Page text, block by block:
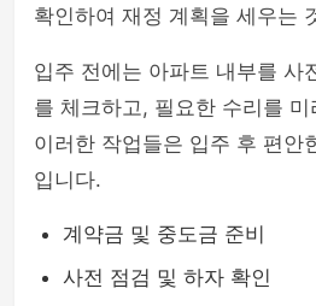
확인하여 재정 계획을 세우는
입주 전에는 아파트 내부를 사
를 체크하고, 필요한 수리를
이러한 작업들은 입주 후 편안
입니다.
계약금 및 중도금 준비
사전 점검 및 하자 확인